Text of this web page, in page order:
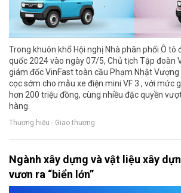
Trong khuôn khổ Hội nghị Nhà phân phối Ô tô
quốc 2024 vào ngày 07/5, Chủ tịch Tập đoàn
giám đốc VinFast toàn cầu Phạm Nhật
cọc sớm cho mẫu xe điện mini VF 3 , với mức
hơn 200 triệu đồng, cùng nhiều đặc quyền
hàng.
Thương hiệu - Giao thương
Ngành xây dựng và vật liệu xây
vươn ra “biển lớn”